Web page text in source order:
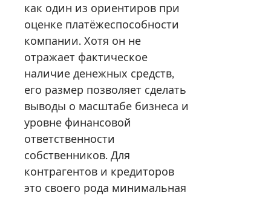
как один из ориентиров при
оценке платёжеспособности
компании. Хотя он не
отражает фактическое
наличие денежных средств,
его размер позволяет сделать
выводы о масштабе бизнеса и
уровне финансовой
ответственности
собственников. Для
контрагентов и кредиторов
это своего рода минимальная